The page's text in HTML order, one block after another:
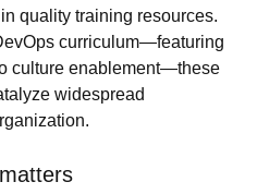
quality training resources.
curriculum—featuring
culture enablement—these
widespread